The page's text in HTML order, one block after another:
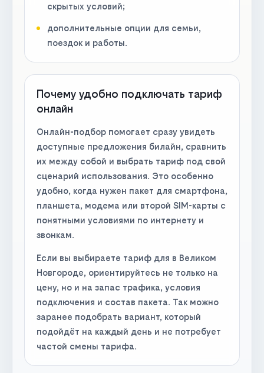
скрытых условий;
дополнительные опции для семьи,
поездок и работы.
Почему удобно подключать тариф
онлайн
Онлайн-подбор помогает сразу увидеть
доступные предложения билайн, сравнить
их между собой и выбрать тариф под свой
сценарий использования. Это особенно
удобно, когда нужен пакет для смартфона,
планшета, модема или второй SIM-карты с
понятными условиями по интернету и
звонкам.
Если вы выбираете тариф для в Великом
Новгороде, ориентируйтесь не только на
цену, но и на запас трафика, условия
подключения и состав пакета. Так можно
заранее подобрать вариант, который
подойдёт на каждый день и не потребует
частой смены тарифа.